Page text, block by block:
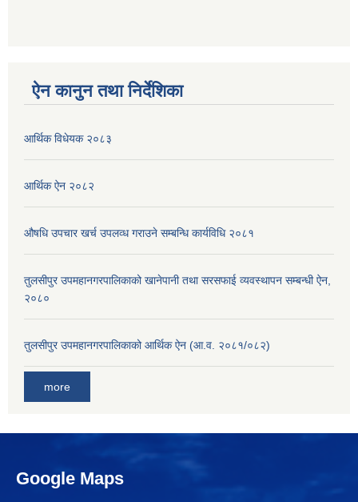
ऐन कानुन तथा निर्देशिका
आर्थिक विधेयक २०८३
आर्थिक ऐन २०८२
औषधि उपचार खर्च उपलव्ध गराउने सम्बन्धि कार्यविधि २०८१
तुलसीपुर उपमहानगरपालिकाको खानेपानी तथा सरसफाई व्यवस्थापन सम्बन्धी ऐन,
२०८०
तुलसीपुर उपमहानगरपालिकाको आर्थिक ऐन (आ.व. २०८१/०८२)
more
Google Maps